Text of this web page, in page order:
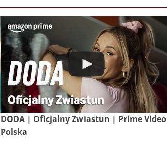
DODA | Oficjalny Zwiastun | Prime Video
Polska